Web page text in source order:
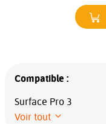
Compatible :
Surface Pro 3
Voir tout